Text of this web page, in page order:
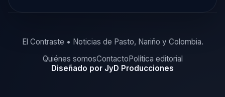
El Contraste • Noticias de Pasto, Nariño y Colombia.
Quiénes somosContactoPolítica editorial
Diseñado por JyD Producciones